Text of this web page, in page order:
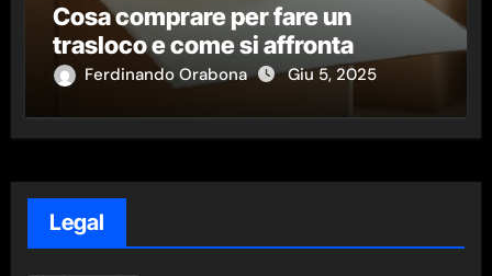
Cosa comprare per fare un
trasloco e come si affronta
Ferdinando Orabona Giu 5, 2025
Legal